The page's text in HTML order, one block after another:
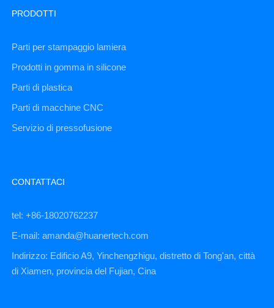
PRODOTTI
Parti per stampaggio lamiera
Prodotti in gomma in silicone
Parti di plastica
Parti di macchine CNC
Servizio di pressofusione
CONTATTACI
tel: +86-18020762237
E-mail: amanda@huanertech.com
Indirizzo: Edificio A9, Yinchengzhigu, distretto di Tong'an, città
di Xiamen, provincia del Fujian, Cina